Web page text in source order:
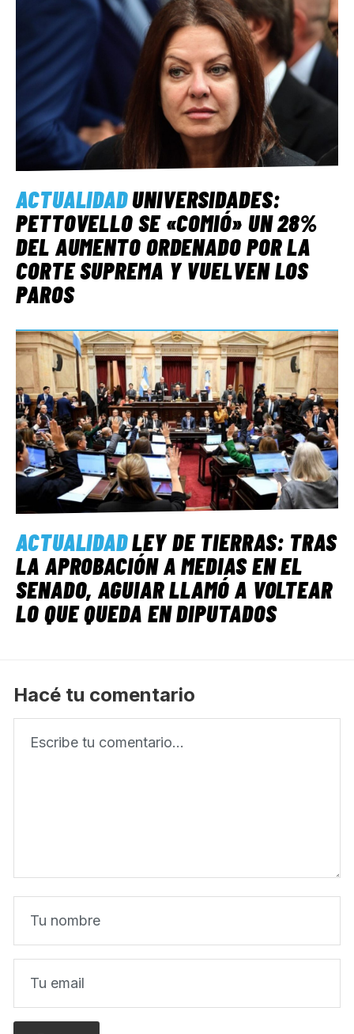
ACTUALIDADUNIVERSIDADES:
PETTOVELLO SE «COMIÓ» UN 28%
DEL AUMENTO ORDENADO POR LA
CORTE SUPREMA Y VUELVEN LOS
PAROS
ACTUALIDADLEY DE TIERRAS: TRAS
LA APROBACIÓN A MEDIAS EN EL
SENADO, AGUIAR LLAMÓ A VOLTEAR
LO QUE QUEDA EN DIPUTADOS
Hacé tu comentario